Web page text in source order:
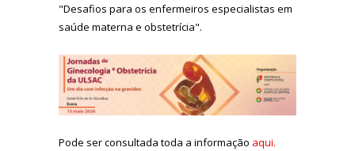
"Desafios para os enfermeiros especialistas em
saúde materna e obstetrícia".
Pode ser consultada toda a informação aqui.